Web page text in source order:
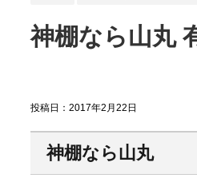
神棚なら山丸
投稿日： 2017年2月22日
神棚なら山丸